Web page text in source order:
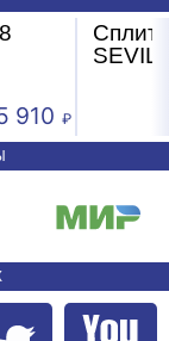
система
TC1/E1